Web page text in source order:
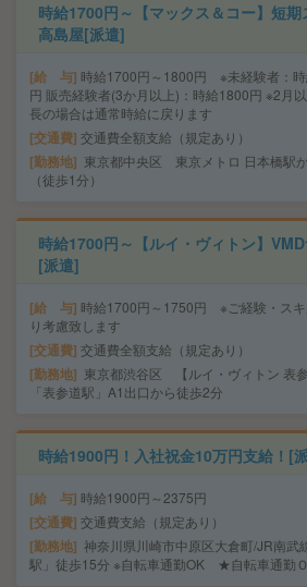
時給1700円～【マックス＆コー】短
高島屋[派遣]
給 与 時給1700円～1800円 ※未経験者：
円 販売経験者(3か月以上)：時給1800円 ※2月
長の場合は通常時給に戻ります
交通費 交通費全額支給（規定あり）
勤務地
東京都中央区 東京メトロ 日本橋駅
（徒歩1分）
時給1700円～【ルイ・ヴィトン】
[派遣]
給 与 時給1700円～1750円 ※ご経験・スキ
り考慮致します
交通費 交通費全額支給（規定あり）
勤務地
東京都渋谷区 【ルイ・ヴィトン 表参
「表参道駅」A1出口から徒歩2分
時給1900円！入社祝金10万円支給！[
給 与 時給1900円～2375円
交通費 交通費支給（規定あり）
勤務地 神奈川県川崎市中原区大倉町/JR南武
駅」徒歩15分 ※自転車通勤OK ★自転車通勤